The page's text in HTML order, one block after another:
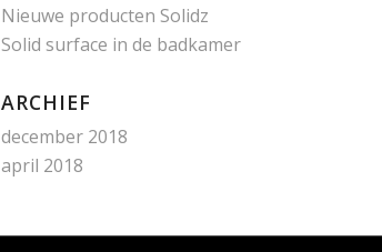
Nieuwe producten Solidz
Solid surface in de badkamer
ARCHIEF
december 2018
april 2018